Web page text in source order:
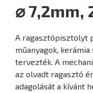
⌀ 7,2mm,
A ragasztópisztolyt
műanyagok,
tervezték. A
az olvadt ragasztó
adagolását a kívánt